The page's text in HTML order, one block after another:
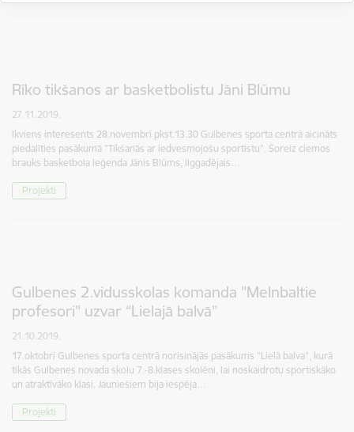
Rīko tikšanos ar basketbolistu Jāni Blūmu
27.11.2019.
Ikviens interesents 28.novembrī pkst.13.30 Gulbenes sporta centrā aicināts
piedalīties pasākumā "Tikšanās ar iedvesmojošu sportistu". Šoreiz ciemos
brauks basketbola leģenda Jānis Blūms, ilggadējais…
Projekti
Gulbenes 2.vidusskolas komanda "Melnbaltie
profesori" uzvar “Lielajā balvā”
21.10.2019.
17.oktobrī Gulbenes sporta centrā norisinājās pasākums "Lielā balva", kurā
tikās Gulbenes novada skolu 7.-8.klases skolēni, lai noskaidrotu sportiskāko
un atraktīvāko klasi. Jauniešiem bija iespēja…
Projekti